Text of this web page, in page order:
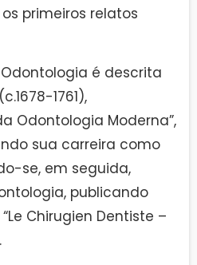
primeiros relatos
é descrita
1761),
Odontologia Moderna”,
sua carreira como
se, em seguida,
publicando
Chirugien Dentiste –